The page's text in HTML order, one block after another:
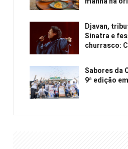
Djavan,
Sinatra e
churrasco:
Sabores da
9ª edição